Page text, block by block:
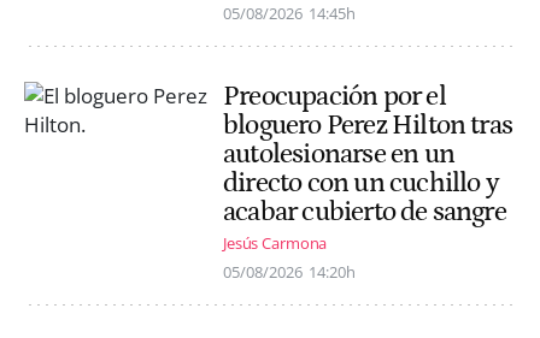
05/08/2026 14:45h
Preocupación por el
bloguero Perez Hilton tras
autolesionarse en un
directo con un cuchillo y
acabar cubierto de sangre
Jesús Carmona
05/08/2026 14:20h